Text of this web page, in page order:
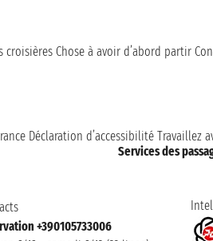
croisières Chose à avoir d’abord partir
Déclaration d’accessibilité Travaillez
Services des
+390105733006